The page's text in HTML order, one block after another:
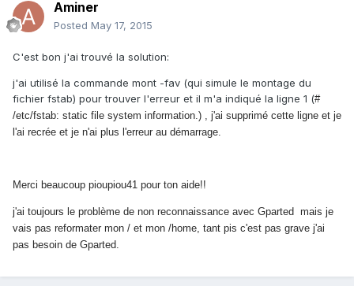
Aminer
Posted May 17, 2015
C'est bon j'ai trouvé la solution:
j'ai utilisé la commande mont -fav (qui simule le montage du
fichier fstab) pour trouver l'erreur et il m'a indiqué la ligne 1 (#
/etc/fstab: static file system information.) , j'ai supprimé cette ligne et je
l'ai recrée et je n'ai plus l'erreur au démarrage.
Merci beaucoup pioupiou41 pour ton aide!!
j'ai toujours le problème de non reconnaissance avec Gparted mais je
vais pas reformater mon / et mon /home, tant pis c'est pas grave j'ai
pas besoin de Gparted.